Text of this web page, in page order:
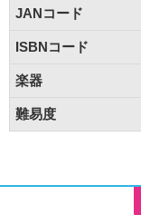
JANコード
ISBNコード
楽器
難易度